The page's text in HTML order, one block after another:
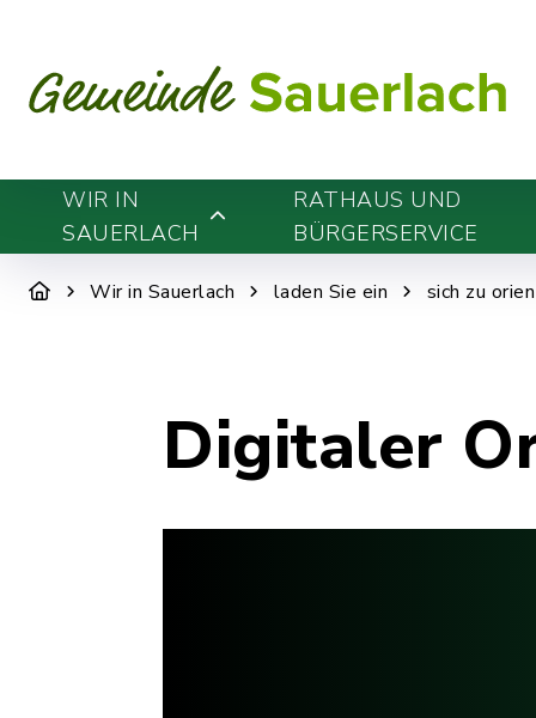
WIR IN
SAUERLACH
RATHAUS UND
BÜRGERSERVICE
Wir in Sauerlach laden Sie ein sich zu
Digitaler